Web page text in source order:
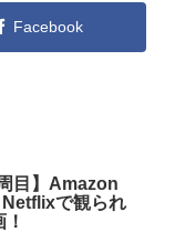
Facebook
目】Amazon
で観られ